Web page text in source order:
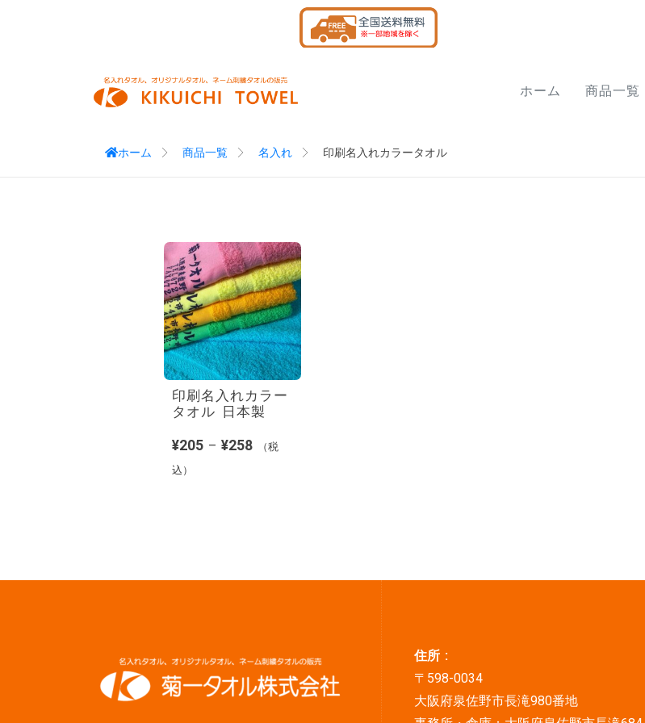
ホーム 商品一覧
ホーム 商品一覧 名入れ 印刷名入れカラータオル
印刷名入れカラー
タオル 日本製
¥205– ¥258
（税
込）
住所 :
〒598-0034
大阪府泉佐野市長滝980番地